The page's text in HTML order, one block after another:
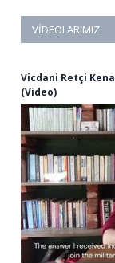
VIDEOLARIMIZ
Vicdani Retçi
(Video)